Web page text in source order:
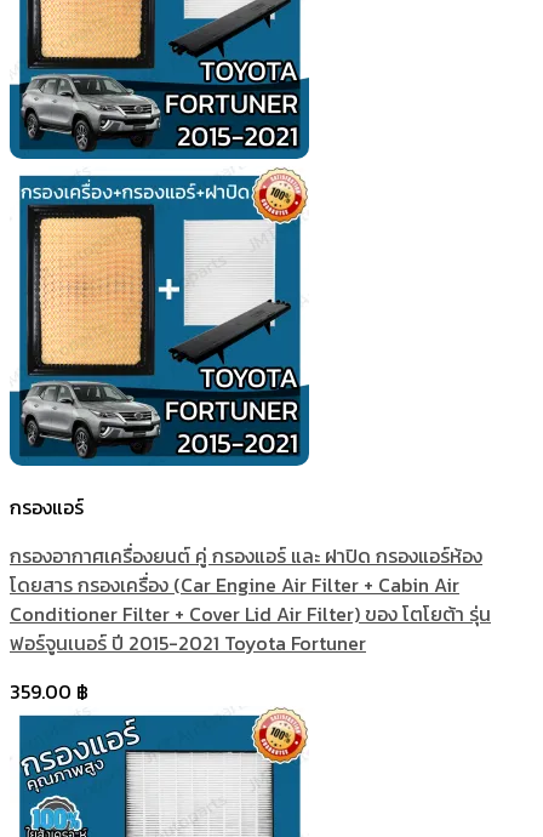
กรองแอร์
กรองอากาศเครื่องยนต์ คู่ กรองแอร์ และ ฝาปิด กรองแอร์ห้อง
โดยสาร กรองเครื่อง (Car Engine Air Filter + Cabin Air
Conditioner Filter + Cover Lid Air Filter) ของ โตโยต้า รุ่น
ฟอร์จูนเนอร์ ปี 2015-2021 Toyota Fortuner
359.00 ฿